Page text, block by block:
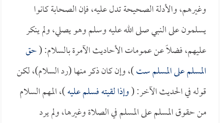
وغيرهم، والأدلة الصحيحة تدل عليه، فإن الصحابة كانوا
يسلمون على النبي صلى الله عليه وسلم وهو يصلي، ولم ينكر
عليهم، فضلاً عن عمومات الأحاديث الآمرة بالسلام: (حق
المسلم على المسلم ست)، وإن كان ذكر منها (رد السلام)، لكن
قوله في الحديث الآخر: (وإذا لقيته فسلم عليه)، المهم السلام
من حقوق المسلم على المسلم في الصلاة وغيرها، ولم يرد